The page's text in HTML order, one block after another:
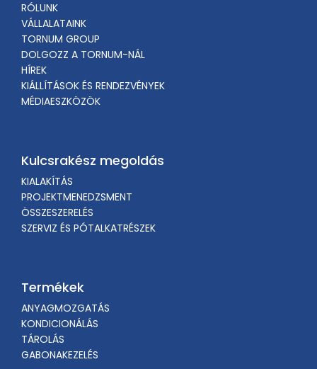
RÓLUNK
VÁLLALATAINK
TORNUM GROUP
DOLGOZZ A TORNUM-NÁL
HÍREK
KIÁLLÍTÁSOK ÉS RENDEZVÉNYEK
MÉDIAESZKÖZÖK
Kulcsrakész megoldás
KIALAKÍTÁS
PROJEKTMENEDZSMENT
ÖSSZESZERELÉS
SZERVIZ ÉS PÓTALKATRÉSZEK
Termékek
ANYAGMOZGATÁS
KONDICIONÁLÁS
TÁROLÁS
GABONAKEZELÉS